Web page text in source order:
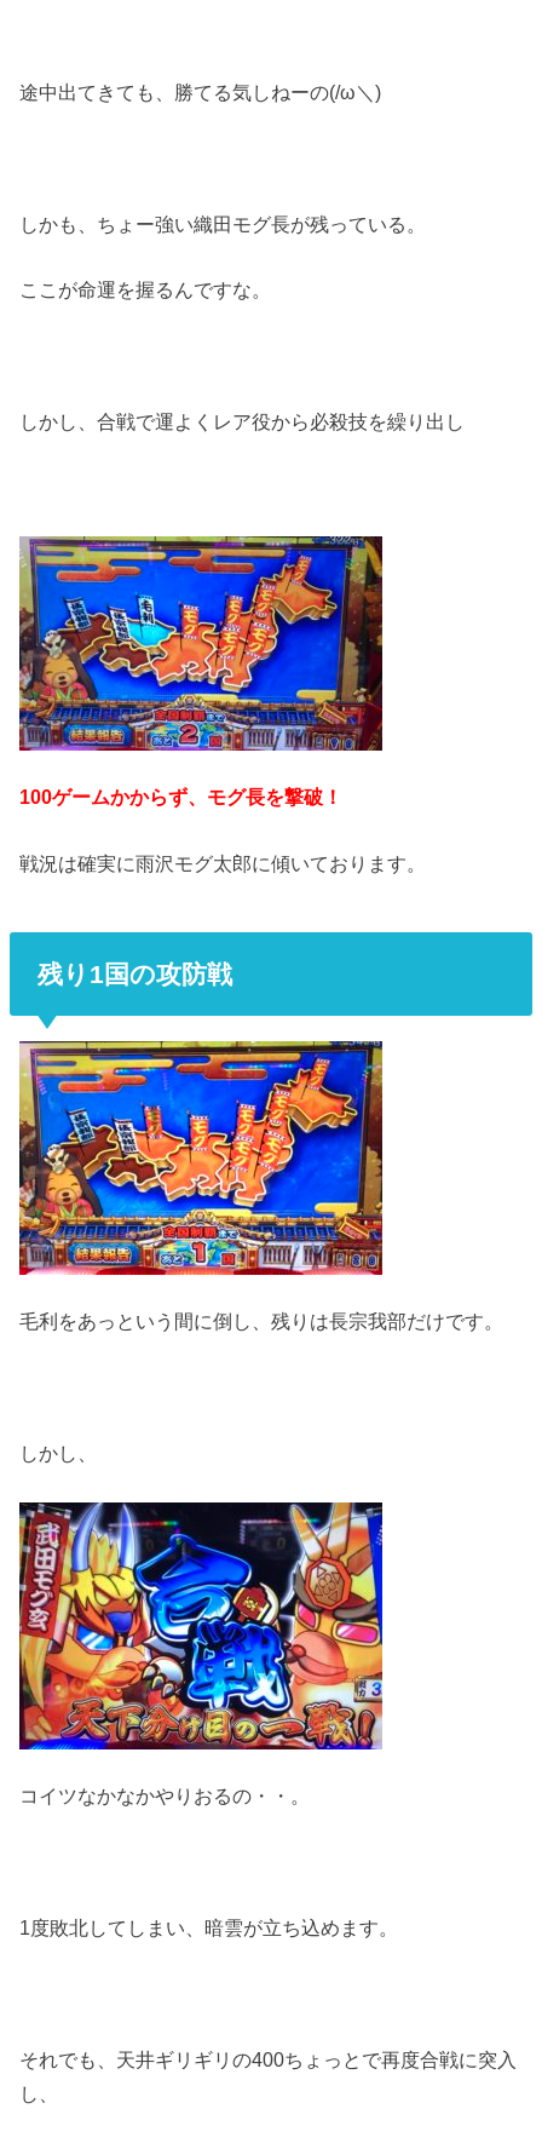
途中出てきても、勝てる気しねーの(/ω＼)
しかも、ちょー強い織田モグ長が残っている。
ここが命運を握るんですな。
しかし、合戦で運よくレア役から必殺技を繰り出し
100ゲームかからず、モグ長を撃破！
戦況は確実に雨沢モグ太郎に傾いております。
残り1国の攻防戦
毛利をあっという間に倒し、残りは長宗我部だけです。
しかし、
コイツなかなかやりおるの・・。
1度敗北してしまい、暗雲が立ち込めます。
それでも、天井ギリギリの400ちょっとで再度合戦に突入
し、